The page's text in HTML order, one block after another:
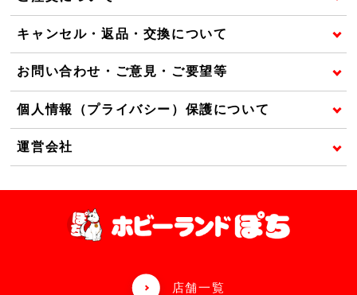
キャンセル・返品・交換について
お問い合わせ・ご意見・ご要望等
個人情報（プライバシー）保護について
運営会社
店舗一覧